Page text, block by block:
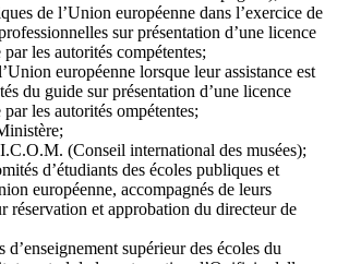
de l’Union européenne dans l’exercice de
sur présentation d’une licence
les autorités compétentes;
européenne lorsque leur assistance est
du guide sur présentation d’une licence
les autorités ompétentes;
(Conseil international des musées);
d’étudiants des écoles publiques et
européenne, accompagnés de leurs
réservation et approbation du directeur de
d’enseignement supérieur des écoles du